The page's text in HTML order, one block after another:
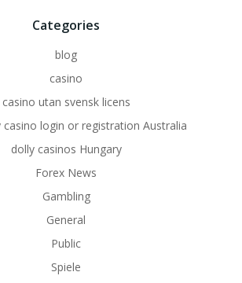
Categories
blog
casino
casino utan svensk licens
casino login or registration Australia
dolly casinos Hungary
Forex News
Gambling
General
Public
Spiele